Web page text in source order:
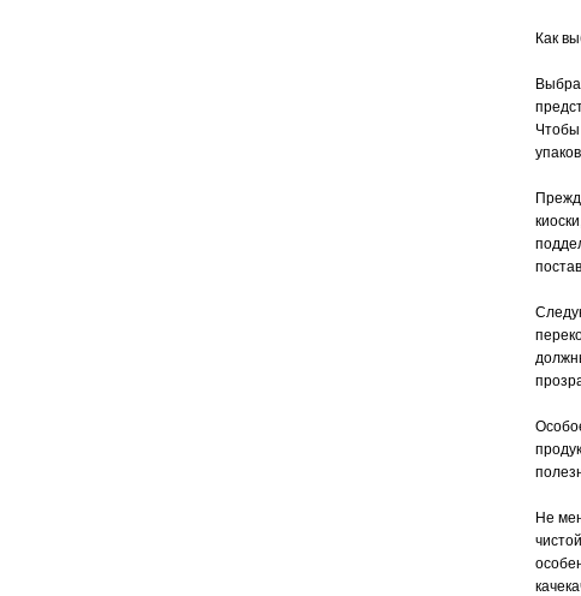
Как
Чтобы
Не